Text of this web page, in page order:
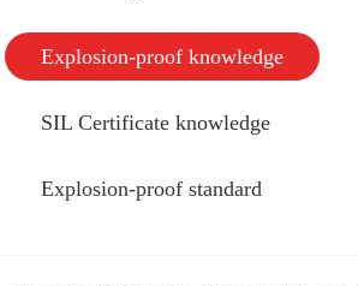
Explosion-proof knowledge
SIL Certificate knowledge
Explosion-proof standard